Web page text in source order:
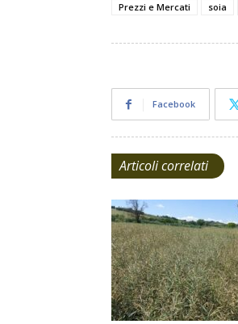
Prezzi e Mercati
soia
Facebook
Articoli correlati